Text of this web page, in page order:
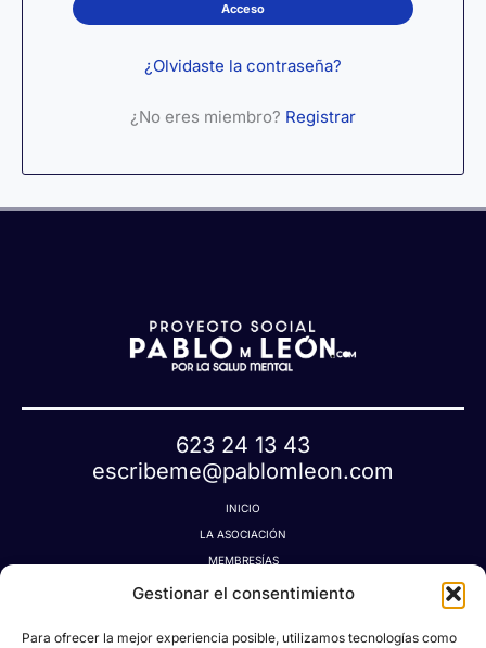
Gestionar el consentimiento
Para ofrecer la mejor experiencia posible, utilizamos tecnologías como
Acceso
¿Olvidaste la contraseña?
¿No eres miembro? Registrar
623 24 13 43
escribeme@pablomleon.com
INICIO
LA ASOCIACIÓN
MEMBRESÍAS
LA TIENDA MÁGICA
BLOG